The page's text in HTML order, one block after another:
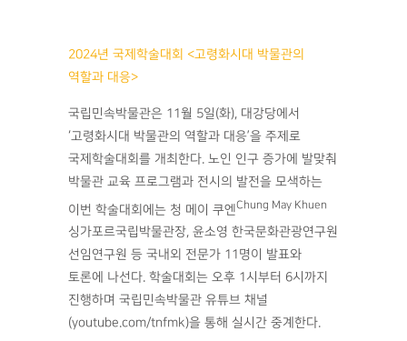
2024년 국제학술대회 <고령화시대 박물관의
역할과 대응>
국립민속박물관은 11월 5일(화), 대강당에서
‘고령화시대 박물관의 역할과 대응’을 주제로
국제학술대회를 개최한다. 노인 인구 증가에 발맞춰
박물관 교육 프로그램과 전시의 발전을 모색하는
이번 학술대회에는 청 메이 쿠엔Chung May Khuen
싱가포르국립박물관장, 윤소영 한국문화관광연구원
선임연구원 등 국내외 전문가 11명이 발표와
토론에 나선다. 학술대회는 오후 1시부터 6시까지
진행하며 국립민속박물관 유튜브 채널
(youtube.com/tnfmk)을 통해 실시간 중계한다.